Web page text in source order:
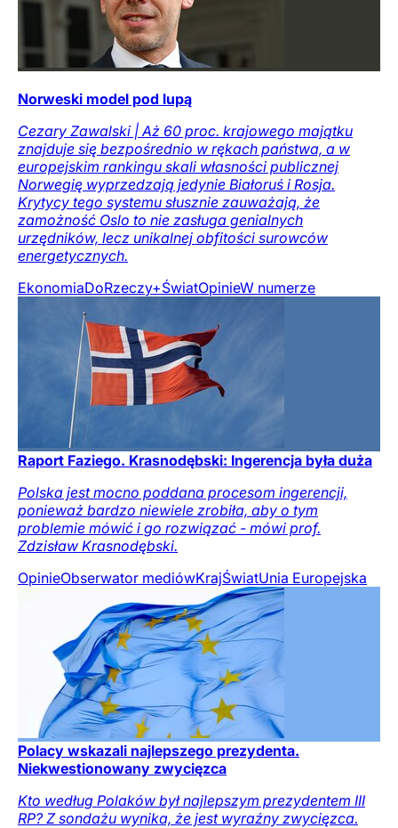
Norweski model pod lupą
Cezary Zawalski | Aż 60 proc. krajowego majątku
znajduje się bezpośrednio w rękach państwa, a w
europejskim rankingu skali własności publicznej
Norwegię wyprzedzają jedynie Białoruś i Rosja.
Krytycy tego systemu słusznie zauważają, że
zamożność Oslo to nie zasługa genialnych
urzędników, lecz unikalnej obfitości surowców
energetycznych.
EkonomiaDoRzeczy+ŚwiatOpinieW numerze
Raport Faziego. Krasnodębski: Ingerencja była duża
Polska jest mocno poddana procesom ingerencji,
ponieważ bardzo niewiele zrobiła, aby o tym
problemie mówić i go rozwiązać - mówi prof.
Zdzisław Krasnodębski.
OpinieObserwator mediówKrajŚwiatUnia Europejska
Polacy wskazali najlepszego prezydenta.
Niekwestionowany zwycięzca
Kto według Polaków był najlepszym prezydentem III
RP? Z sondażu wynika, że jest wyraźny zwycięzca.